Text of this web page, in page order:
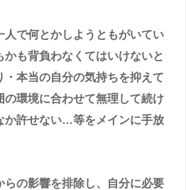
人で何とかしようともがいてい
も背負わなくてはいけないと
・本当の自分の気持ちを抑えて
の環境に合わせて無理して続け
か許せない…等をメインに手放
らの影響を排除し、自分に必要